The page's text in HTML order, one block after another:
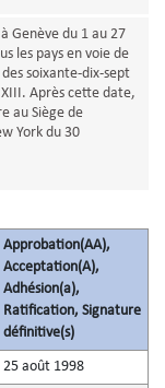
Genève du 1 au 27
les pays en voie de
soixante-dix-sept
Après cette date,
au Siège de
York du 30
Approbation(AA),
Acceptation(A),
Adhésion(a),
Ratification, Signature
définitive(s)
25 août 1998